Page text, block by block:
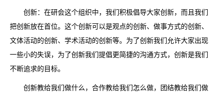
创新：在研会这个组织中，我们积极倡导大家创新，而且我们
把创新放在首位。这个创新可以是观点的创新、做事方式的创新、
文体活动的创新、学术活动的创新等。为了创新我们允许大家出现
一些小的失误，为了创新我们提倡更简捷的沟通方式，创新是我们
不断追求的目标。
创新教给我们做什么，合作教给我们怎么做，团结教给我们做